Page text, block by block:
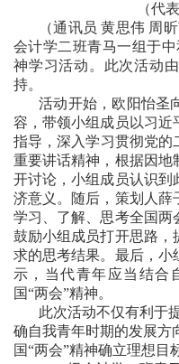
（代
（通讯员 黄思伟 周
会计学二班青马一组于
神学习活动。此次活动
持。
活动开始，欧阳怡圣
容，带领小组成员以习近
指导，深入学习贯彻党的
重要讲话精神，根据因地
开讨论，小组成员认识到
济意义。随后，策划人薛
学习、了解、思考全国两
鼓励小组成员打开思路，
求的思考结果。最后，小
示，当代青年应当结合
国“两会”精神。
此次活动不仅有利于
确自我青年时期的发展方
国“两会”精神确立理想目